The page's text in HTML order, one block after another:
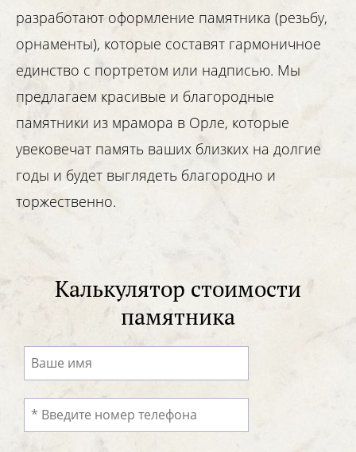
разработают оформление памятника (резьбу,
орнаменты), которые составят гармоничное
единство с портретом или надписью. Мы
предлагаем красивые и благородные
памятники из мрамора в Орле, которые
увековечат память ваших близких на долгие
годы и будет выглядеть благородно и
торжественно.
Калькулятор стоимости
памятника